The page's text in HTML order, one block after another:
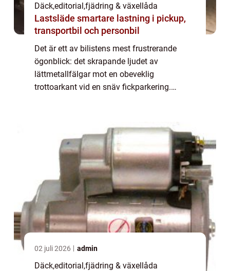
Däck,editorial,fjädring & växellåda
Lastsläde smartare lastning i pickup,
transportbil och personbil
Det är ett av bilistens mest frustrerande
ögonblick: det skrapande ljudet av
lättmetallfälgar mot en obeveklig
trottoarkant vid en snäv fickparkering.
02 juli 2026 admin
Däck,editorial,fjädring & växellåda